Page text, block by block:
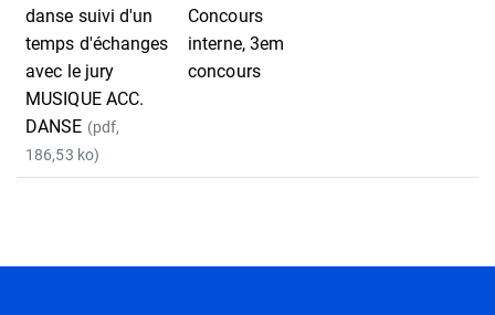
danse suivi d'un
temps d'échanges
avec le jury
MUSIQUE ACC.
DANSE (pdf,
186,53 ko)
Concours
interne, 3em
concours